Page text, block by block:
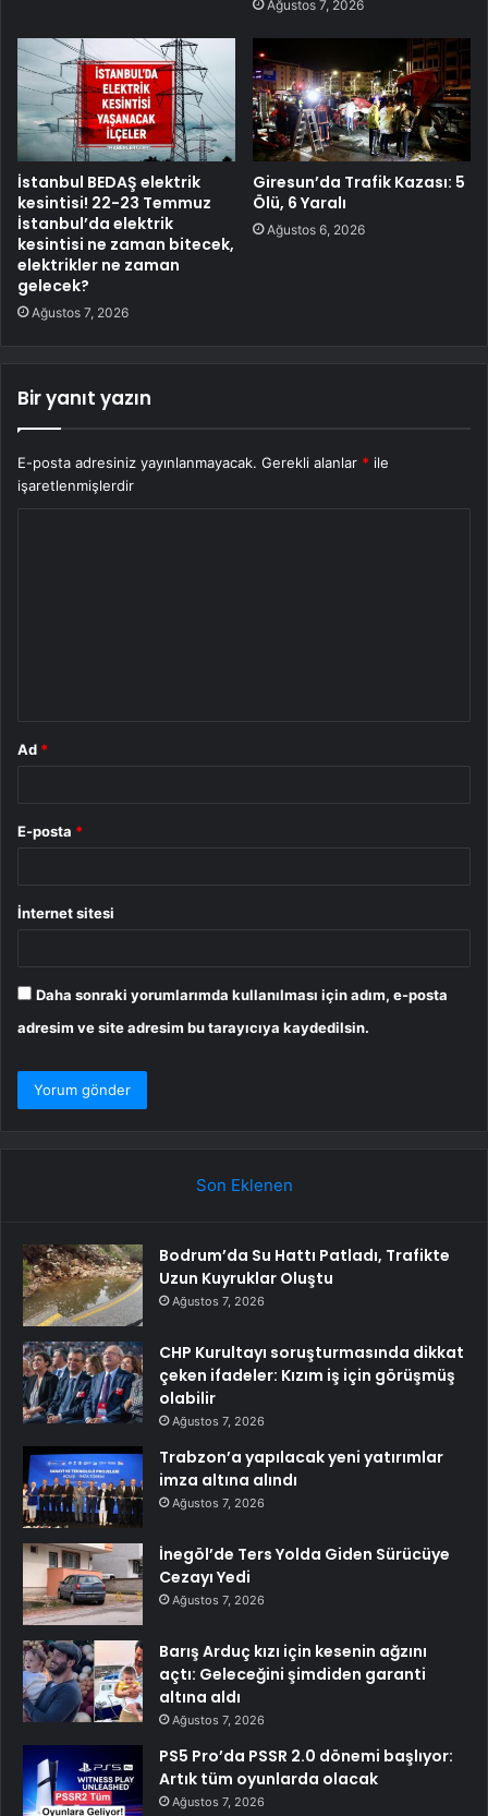
Ağustos 7, 2026
İstanbul BEDAŞ elektrik
kesintisi! 22-23 Temmuz
İstanbul’da elektrik
kesintisi ne zaman bitecek,
elektrikler ne zaman
gelecek?
Ağustos 7, 2026
Giresun’da Trafik Kazası: 5
Ölü, 6 Yaralı
Ağustos 6, 2026
Bir yanıt yazın
E-posta adresiniz yayınlanmayacak. Gerekli alanlar * ile
işaretlenmişlerdir
Ad *
E-posta *
İnternet sitesi
Daha sonraki yorumlarımda kullanılması için adım, e-posta
adresim ve site adresim bu tarayıcıya kaydedilsin.
Son Eklenen
Bodrum’da Su Hattı Patladı, Trafikte
Uzun Kuyruklar Oluştu
Ağustos 7, 2026
CHP Kurultayı soruşturmasında dikkat
çeken ifadeler: Kızım iş için görüşmüş
olabilir
Ağustos 7, 2026
Trabzon’a yapılacak yeni yatırımlar
imza altına alındı
Ağustos 7, 2026
İnegöl’de Ters Yolda Giden Sürücüye
Cezayı Yedi
Ağustos 7, 2026
Barış Arduç kızı için kesenin ağzını
açtı: Geleceğini şimdiden garanti
altına aldı
Ağustos 7, 2026
PS5 Pro’da PSSR 2.0 dönemi başlıyor:
Artık tüm oyunlarda olacak
Ağustos 7, 2026